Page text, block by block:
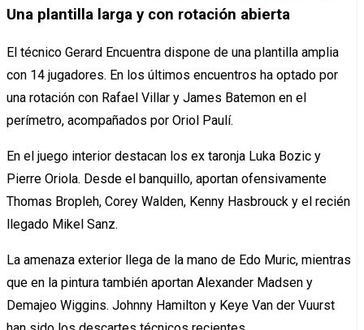
Una plantilla larga y con rotación abierta
El técnico Gerard Encuentra dispone de una plantilla amplia
con 14 jugadores. En los últimos encuentros ha optado por
una rotación con Rafael Villar y James Batemon en el
perímetro, acompañados por Oriol Paulí.
En el juego interior destacan los ex taronja Luka Bozic y
Pierre Oriola. Desde el banquillo, aportan ofensivamente
Thomas Bropleh, Corey Walden, Kenny Hasbrouck y el recién
llegado Mikel Sanz.
La amenaza exterior llega de la mano de Edo Muric, mientras
que en la pintura también aportan Alexander Madsen y
Demajeo Wiggins. Johnny Hamilton y Keye Van der Vuurst